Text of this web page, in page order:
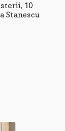
10
Stanescu